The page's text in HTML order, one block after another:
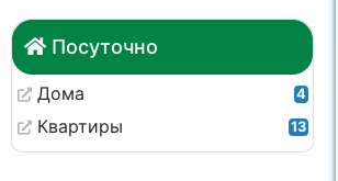
Посуточно
Дома 4
Квартиры 13